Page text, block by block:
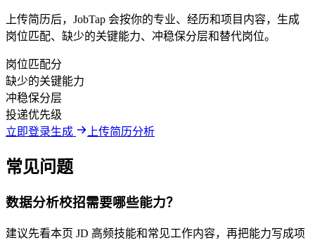
上传简历后，JobTap 会按你的专业、经历和项目内容，生成
岗位匹配、缺少的关键能力、冲稳保分层和替代岗位。
岗位匹配分
缺少的关键能力
冲稳保分层
投递优先级
立即登录生成
上传简历分析
常见问题
数据分析校招需要哪些能力？
建议先看本页 JD 高频技能和常见工作内容，再把能力写成项